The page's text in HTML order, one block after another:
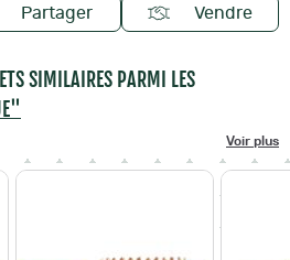
Partager Vendre
SIMILAIRES PARMI LES
Voir plus